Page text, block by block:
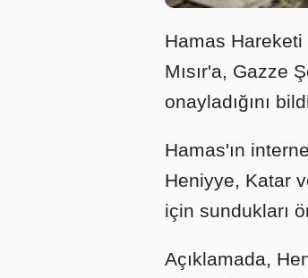
Hamas
Mısır'a, Gazze
onayladığını
Hamas'ın
Heniyye, Katar
için sundukları
Açıklamada,